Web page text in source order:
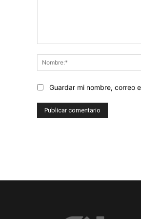
Guardar mi nombre, correo